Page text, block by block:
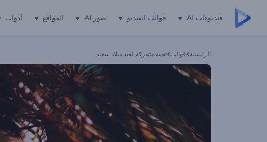
فيديوهات AI قوالب الفيديو صور AI المواقع أدوات
الرئيسية قوالب تحية متحركة لعيد ميلاد سعيد